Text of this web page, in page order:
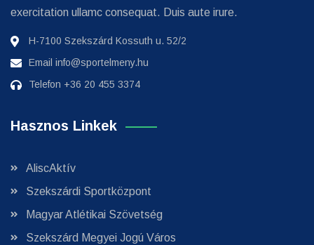
exercitation ullamc consequat. Duis aute irure.
H-7100 Szekszárd Kossuth u. 52/2
Email info@sportelmeny.hu
Telefon +36 20 455 3374
Hasznos Linkek
AliscAktív
Szekszárdi Sportközpont
Magyar Atlétikai Szövetség
Szekszárd Megyei Jogú Város